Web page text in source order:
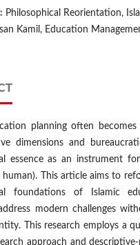
Philosophical Reorientation,
Kamil, Education
planning often
dimensions and
essence as an instrument
This article aims to
foundations of Islamic
modern challenges
This research employs a
approach and